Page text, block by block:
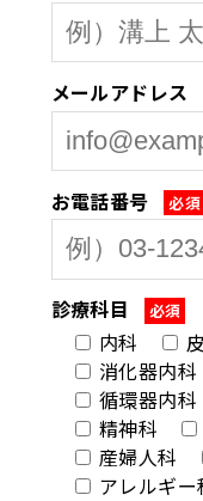
メールアドレス
お電話番号 必須
診療科目 必須
内科
消化器内科
循環器内科
精神科
産婦人科
アレルギー